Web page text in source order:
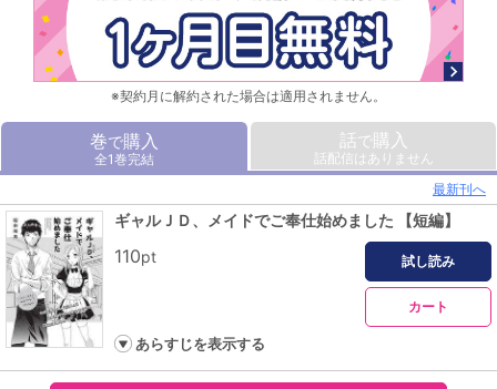
※契約月に解約された場合は適用されません。
巻で購入
全1巻完結
話で購入
話配信はありません
最新刊へ
ギャルＪＤ、メイドでご奉仕始めました 【短編】
110pt 試し読み
カート
あらすじを表示する